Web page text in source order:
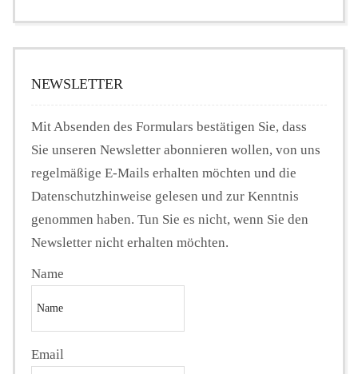
NEWSLETTER
Mit Absenden des Formulars bestätigen Sie, dass
Sie unseren Newsletter abonnieren wollen, von uns
regelmäßige E-Mails erhalten möchten und die
Datenschutzhinweise gelesen und zur Kenntnis
genommen haben. Tun Sie es nicht, wenn Sie den
Newsletter nicht erhalten möchten.
Name
Email